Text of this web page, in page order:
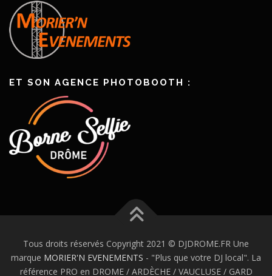
ET SON AGENCE PHOTOBOOTH :
Tous droits réservés Copyright 2021 © DJDROME.FR Une
marque MORIER'N EVENEMENTS - "Plus que votre DJ local". La
référence PRO en DROME / ARDÈCHE / VAUCLUSE / GARD